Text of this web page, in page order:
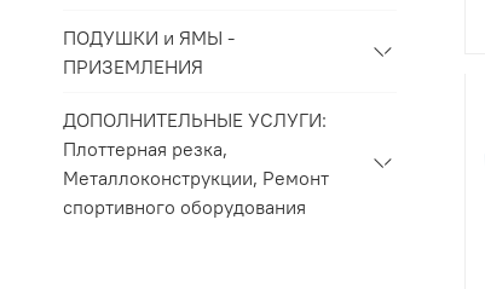
ПОДУШКИ и ЯМЫ -
ПРИЗЕМЛЕНИЯ
ДОПОЛНИТЕЛЬНЫЕ УСЛУГИ:
Плоттерная резка,
Металлоконструкции, Ремонт
спортивного оборудования